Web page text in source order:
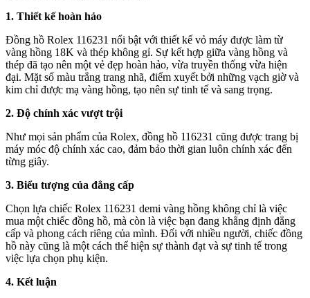
1. Thiết kế hoàn hảo
Đồng hồ Rolex 116231 nổi bật với thiết kế vỏ máy được làm từ
vàng hồng 18K và thép không gỉ. Sự kết hợp giữa vàng hồng và
thép đã tạo nên một vẻ đẹp hoàn hảo, vừa truyền thống vừa hiện
đại. Mặt số màu trắng trang nhã, điểm xuyết bởi những vạch giờ và
kim chỉ được mạ vàng hồng, tạo nên sự tinh tế và sang trọng.
2. Độ chính xác vượt trội
Như mọi sản phẩm của Rolex, đồng hồ 116231 cũng được trang bị
máy móc độ chính xác cao, đảm bảo thời gian luôn chính xác đến
từng giây.
3. Biểu tượng của đẳng cấp
Chọn lựa chiếc Rolex 116231 demi vàng hồng không chỉ là việc
mua một chiếc đồng hồ, mà còn là việc bạn đang khẳng định đẳng
cấp và phong cách riêng của mình. Đối với nhiều người, chiếc đồng
hồ này cũng là một cách thể hiện sự thành đạt và sự tinh tế trong
việc lựa chọn phụ kiện.
4. Kết luận